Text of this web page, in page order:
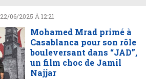
22/06/2025 À 12:21
Mohamed Mrad primé à
Casablanca pour son rôle
bouleversant dans “JAD”,
un film choc de Jamil
Najjar